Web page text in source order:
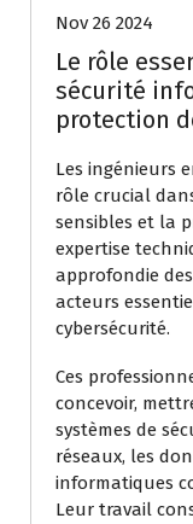
Nov 26 2024
Le rôle
sécurité
protection
Les ingénieurs
rôle crucial
sensibles et la
expertise
approfondie
acteurs
cybersécurité.
Ces
concevoir,
systèmes de
réseaux, les
informatiques
Leur travail